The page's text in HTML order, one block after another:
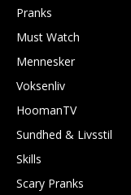
Pranks
Must Watch
Mennesker
Voksenliv
HoomanTV
Sundhed & Livsstil
Skills
Scary Pranks